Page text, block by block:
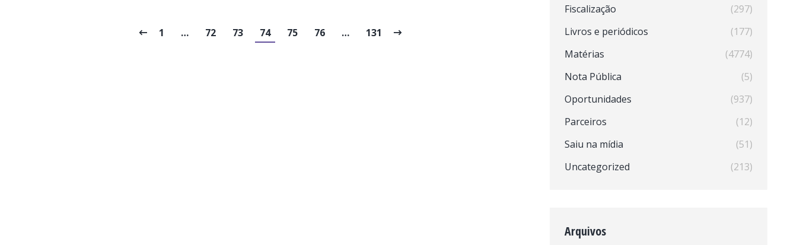
1 … 72 73 74 75 76 … 131
Fiscalização
(297)
Livros e periódicos
(177)
Matérias
(4774)
Nota Pública
(5)
Oportunidades
(937)
Parceiros
(12)
Saiu na mídia
(51)
Uncategorized
(213)
Arquivos